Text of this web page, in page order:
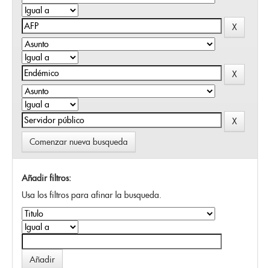
Comenzar nueva busqueda
Añadir filtros:
Usa los filtros para afinar la busqueda.